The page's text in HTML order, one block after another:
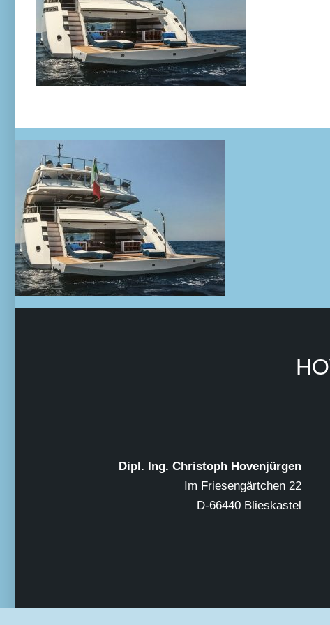
Dipl. Ing. Christoph Hovenjürgen
Im Friesengärtchen 22
D-66440 Blieskastel